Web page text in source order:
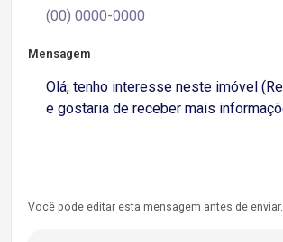
Mensagem
Você pode editar esta mensagem antes de enviar.